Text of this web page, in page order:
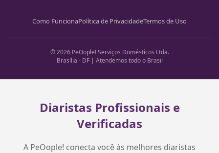
Como FuncionaPolítica de PrivacidadeTermos de Uso
© 2026 PeOople! Serviços Domésticos Ltda.
Brasília - DF | Atendemos todo o Brasil
Diaristas Profissionais e
Verificadas
A PeOople! conecta você às melhores diaristas